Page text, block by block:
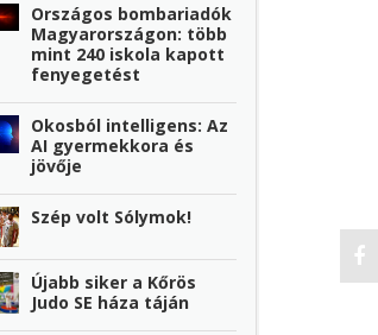
Országos bombariadók
Magyarországon: több
mint 240 iskola kapott
fenyegetést
Okosból intelligens: Az
AI gyermekkora és
jövője
Szép volt Sólymok!
Újabb siker a Kőrös
Judo SE háza táján